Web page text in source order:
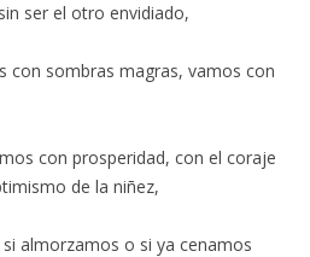
ser el otro envidiado,
con sombras magras, vamos con
con prosperidad, con el coraje
de la niñez,
almorzamos o si ya cenamos